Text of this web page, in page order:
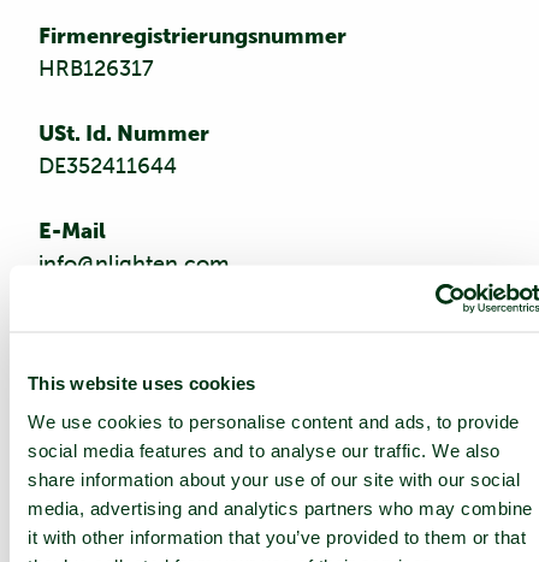
This website uses cookies
We use cookies to personalise content and ads, to provide
social media features and to analyse our traffic. We also
share information about your use of our site with our social
media, advertising and analytics partners who may combine
it with other information that you’ve provided to them or that
Firmenregistrierungsnummer
HRB126317
USt. Id. Nummer
DE352411644
E-Mail
info@nlighten.com
Aus Gründen der besseren Lesbarkeit wird auf
die gleichzeitige Verwendung der
Sprachformen männlich, weiblich und divers
(m/w/d) verzichtet. Sämtliche
Personenbezeichnungen gelten